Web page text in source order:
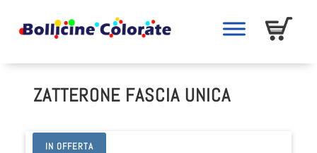
ZATTERONE FASCIA UNICA
IN OFFERTA